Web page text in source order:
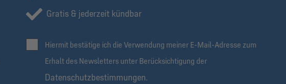
Gratis & jederzeit kündbar
Hiermit bestätige ich die Verwendung meiner E-Mail-Adresse zum
Erhalt des Newsletters unter Berücksichtigung der
Datenschutzbestimmungen.